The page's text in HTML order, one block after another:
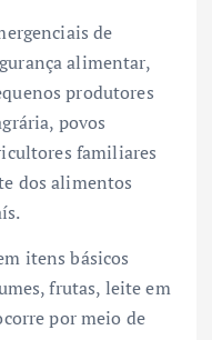
de
alimentar,
produtores
povos
familiares
dos alimentos
itens básicos
frutas, leite em
por meio de